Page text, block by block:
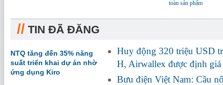
toàn sản phẩm
// TIN ĐÃ ĐĂNG
NTQ tăng đến 35% năng
suất triển khai dự án nhờ
ứng dụng Kiro
Huy động 320 triệu USD
H, Airwallex được định
Bưu điện Việt Nam: Cầu